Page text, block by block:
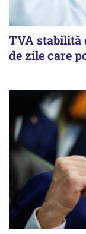
TVA stabilită
de zile care